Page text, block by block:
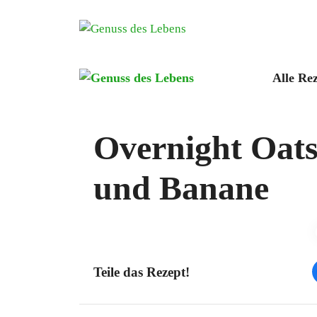
Alle
Overnight
und Banane
Teile das Rezept!